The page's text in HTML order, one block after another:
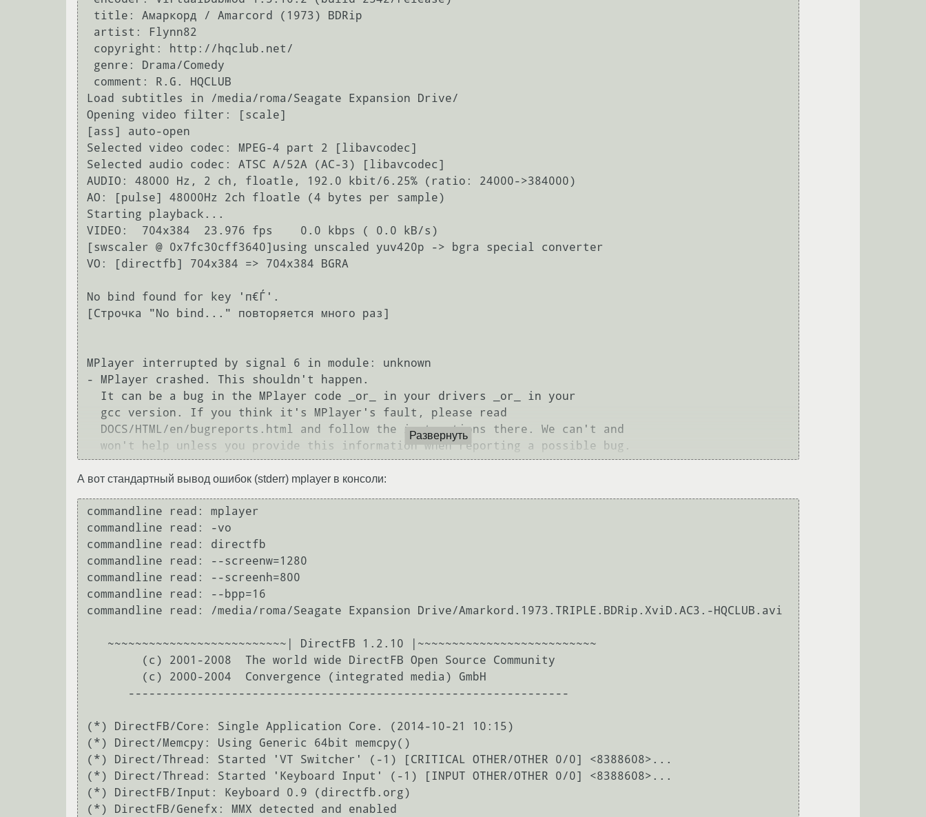
Load subtitles in /media/roma/Seagate Expansion Drive/
Opening video filter: [scale]
[ass] auto-open
Selected video codec: MPEG-4 part 2 [libavcodec]
Selected audio codec: ATSC A/52A (AC-3) [libavcodec]
AUDIO: 48000 Hz, 2 ch, floatle, 192.0 kbit/6.25% (ratio: 24000->384000)
AO: [pulse] 48000Hz 2ch floatle (4 bytes per sample)
Starting playback...
VIDEO:  704x384  23.976 fps    0.0 kbps ( 0.0 kB/s)
[swscaler @ 0x7fc30cff3640]using unscaled yuv420p -> bgra special converter
VO: [directfb] 704x384 => 704x384 BGRA
No bind found for key 'п€Ѓ'.
[Строчка "No bind..." повторяется много раз]
MPlayer interrupted by signal 6 in module: unknown
- MPlayer crashed. This shouldn't happen.
Развернуть
А вот стандартный вывод ошибок (stderr) mplayer в консоли:
commandline read: mplayer
commandline read: -vo
commandline read: directfb
commandline read: --screenw=1280
commandline read: --screenh=800
commandline read: --bpp=16
commandline read: /media/roma/Seagate Expansion Drive/Amarkord.1973.TRIPLE.BDRip.XviD.AC3.-HQCLUB.avi
(*) DirectFB/Core: Single Application Core. (2014-10-21 10:15)
(*) Direct/Memcpy: Using Generic 64bit memcpy()
(*) Direct/Thread: Started 'VT Switcher' (-1) [CRITICAL OTHER/OTHER 0/0] <8388608>...
(*) Direct/Thread: Started 'Keyboard Input' (-1) [INPUT OTHER/OTHER 0/0] <8388608>...
(*) DirectFB/Input: Keyboard 0.9 (directfb.org)
(*) DirectFB/Genefx: MMX detected and enabled